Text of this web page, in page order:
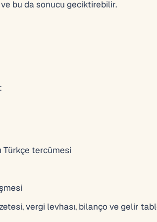
bu da sonucu geciktirebilir.
Türkçe tercümesi
vergi levhası, bilanço ve gelir